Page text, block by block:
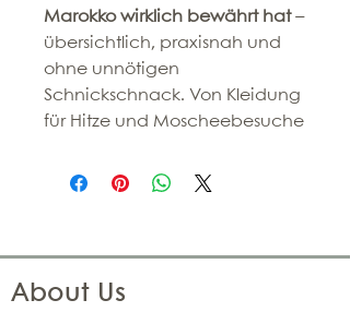
Marokkowirklich bewährt hat–
übersichtlich, praxisnah und
ohne unnötigen
Schnickschnack. Von Kleidung
für Hitze und Moscheebesuche
About Us